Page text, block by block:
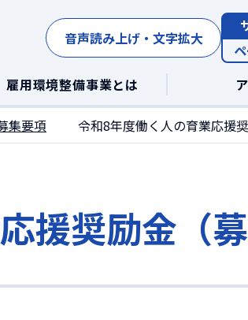
音声読み上げ・文字拡大
雇用環境整備事業とは
集要項 令和8年度働く人の育業応援
援奨励金（募